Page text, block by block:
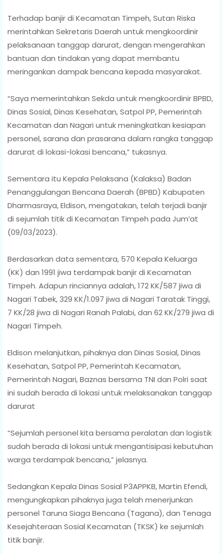
Terhadap banjir di Kecamatan Timpeh, Sutan Riska
merintahkan Sekretaris Daerah untuk mengkoordinir
pelaksanaan tanggap darurat, dengan mengerahkan
bantuan dan tindakan yang dapat membantu
meringankan dampak bencana kepada masyarakat.
“Saya memerintahkan Sekda untuk mengkoordinir BPBD,
Dinas Sosial, Dinas Kesehatan, Satpol PP, Pemerintah
Kecamatan dan Nagari untuk meningkatkan kesiapan
personel, sarana dan prasarana dalam rangka tanggap
darurat di lokasi-lokasi bencana,” tukasnya.
Sementara itu Kepala Pelaksana (Kalaksa) Badan
Penanggulangan Bencana Daerah (BPBD) Kabupaten
Dharmasraya, Eldison, mengatakan, telah terjadi banjir
di sejumlah titik di Kecamatan Timpeh pada Jum’at
(09/03/2023).
Berdasarkan data sementara, 570 Kepala Keluarga
(KK) dan 1991 jiwa terdampak banjir di Kecamatan
Timpeh. Adapun rinciannya adalah, 172 KK/587 jiwa di
Nagari Tabek, 329 KK/1.097 jiwa di Nagari Taratak Tinggi,
7 KK/28 jiwa di Nagari Ranah Palabi, dan 62 KK/279 jiwa di
Nagari Timpeh.
Eldison melanjutkan, pihaknya dan Dinas Sosial, Dinas
Kesehatan, Satpol PP, Pemerintah Kecamatan,
Pemerintah Nagari, Baznas bersama TNI dan Polri saat
ini sudah berada di lokasi untuk melaksanakan tanggap
darurat
“Sejumlah personel kita bersama peralatan dan logistik
sudah berada di lokasi untuk mengantisipasi kebutuhan
warga terdampak bencana,” jelasnya.
Sedangkan Kepala Dinas Sosial P3APPKB, Martin Efendi,
mengungkapkan pihaknya juga telah menerjunkan
personel Taruna Siaga Bencana (Tagana), dan Tenaga
Kesejahteraan Sosial Kecamatan (TKSK) ke sejumlah
titik banjir.